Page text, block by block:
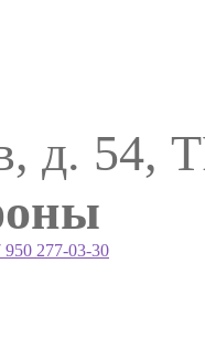
д. 54,
950 277-03-30